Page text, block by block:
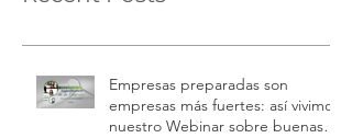
Empresas preparadas son
empresas más fuertes: así vivimos
nuestro Webinar sobre buenas